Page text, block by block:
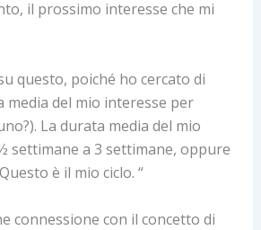
il prossimo interesse che mi
questo, poiché ho cercato di
media del mio interesse per
La durata media del mio
settimane a 3 settimane, oppure
è il mio ciclo. “
connessione con il concetto di